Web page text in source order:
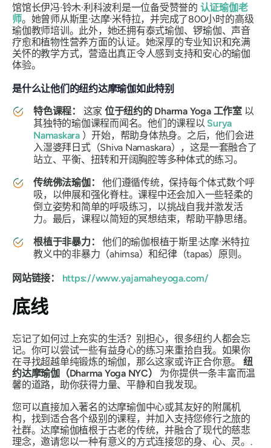
馆馆长伊冯·铃木·利科波利是一位备受赞誉的 认证瑜伽老
师。她曾师从斯里·达摩·米特拉，并完成了800小时的高级
瑜伽教师培训。此外，她还拥有泰式瑜伽、锣瑜伽、声音
疗愈和植物性营养方面的认证。她深厚的专业知识和充满
关怀的教学方式，营造出真正令人感到支持和安心的瑜伽
体验。
是什么让他们的纽约达摩瑜伽如此特别
特色课程： 这家 位于纽约的 Dharma Yoga 工作室 以
其独特的瑜伽课程而闻名。他们的课程以 Surya
Namaskara）开始，帮助身体热身。之后，他们会进
入湿婆拜日式（Shiva Namaskara），这是一套融合了
站立、平衡、扭转和开阔胸腔等多种体式的练习。
传统佛法瑜伽：他们遵循传统，保持每个体式数个呼
吸，以伸展和强化脊柱。课程中还会加入一些轻柔的
倒立姿势和简单的呼吸练习，以挑战自我并激发活
力。最后，课程以简短的冥想结束，帮助平静思绪。
根植于非暴力：他们的瑜伽根植于斯里·达摩·米特拉
教义中的非暴力（ahimsa）和纪律（tapas）原则。
网站链接： https://www.yajamaheyoga.com/
底线
忘记了如何过上充实的生活？别担心，很多纽约人都会忘
记。你可以尝试一些有益身心的练习来重拾自我。如果你
在寻找超越单纯锻炼的瑜伽，那么这家或许正合你意。纽
约达摩瑜伽（Dharma Yoga NYC）
为你提供一条丰富而温
馨的道路，助你获得力量、平静和自我发现。
您可以直接加入著名的达摩瑜伽中心或其友好的附属机
构，找到适合各个级别的课程，并加入支持您修行之旅的
社群。达摩瑜伽植根于古老的传统，并融合了现代的慈悲
理念，邀请您以一种有意义的方式连接您的身、心、灵。.